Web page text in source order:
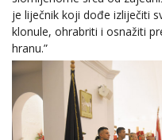
je liječnik koji dođe izliječiti
klonule, ohrabriti i osnažiti
hranu.”